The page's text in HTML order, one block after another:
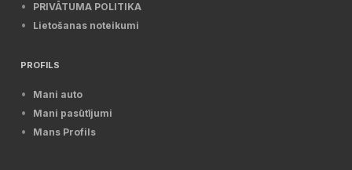
PRIVĀTUMA POLITIKA
Lietošanas noteikumi
PROFILS
Mani auto
Mani pasūtījumi
Mans Profils